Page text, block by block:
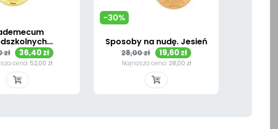
zł Cena
36,40 zł
cena: 52,00 zł
podgląd
Sposoby na nudę. Jesień
Cena
podstawowa
28,00 zł Cena
19,60 zł
Najniższa cena: 28,00 zł
-30%
Szybki podgląd